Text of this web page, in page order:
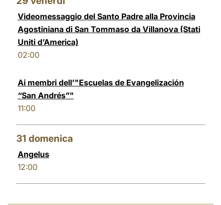
Videomessaggio del Santo Padre alla Provincia
Agostiniana di San Tommaso da Villanova (Stati
Uniti d’America)
02:00
Ai membri dell’"Escuelas de Evangelización
“San Andrés”"
11:00
31 domenica
Angelus
12:00